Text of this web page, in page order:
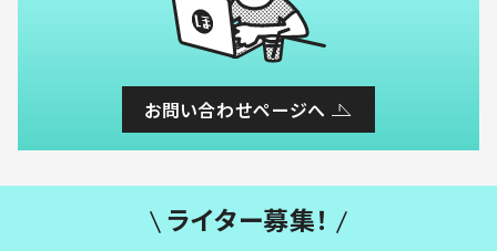
お問い合わせページへ
ライター募集！